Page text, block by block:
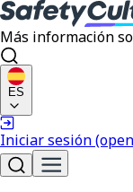
Más información
ES
Iniciar sesión